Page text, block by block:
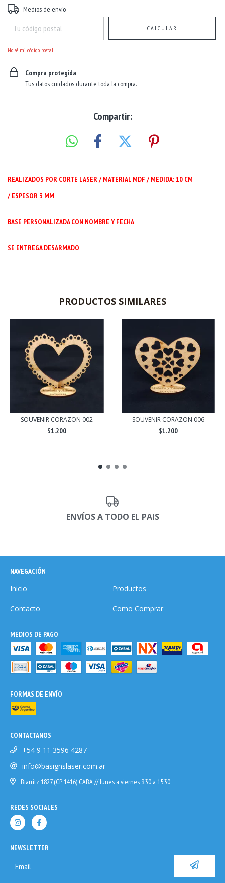
Entregas para el CP:
Medios de envío
CALCULAR
No sé mi código postal
Compra protegida
Tus datos cuidados durante toda la compra.
Compartir:
REALIZADOS POR CORTE LASER / MATERIAL MDF / MEDIDA: 10 CM
/ ESPESOR 3 MM
BASE PERSONALIZADA CON NOMBRE Y FECHA
SE ENTREGA DESARMADO
PRODUCTOS SIMILARES
SOUVENIR CORAZON 002
$1.200
SOUVENIR CORAZON 006
$1.200
ENVÍOS A TODO EL PAIS
NAVEGACIÓN
Inicio Productos
Contacto Como Comprar
MEDIOS DE PAGO
FORMAS DE ENVÍO
CONTACTANOS
+54 9 11 3596 4287
info@basignslaser.com.ar
Biarritz 1827 (CP 1416) CABA // lunes a viernes 9:30 a 15:30
REDES SOCIALES
NEWSLETTER